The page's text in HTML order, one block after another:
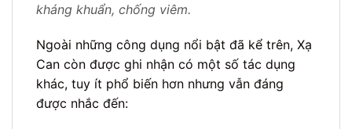
kháng khuẩn, chống viêm.
Ngoài những công dụng nổi bật đã kể trên, Xạ
Can còn được ghi nhận có một số tác dụng
khác, tuy ít phổ biến hơn nhưng vẫn đáng
được nhắc đến: